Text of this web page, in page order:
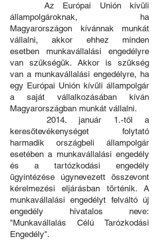
Az Európai Unión kívüli
állampolgároknak, ha
Magyarországon kívánnak munkát
vállalni, akkor ehhez minden
esetben munkavállalási engedélyre
van szűkségük. Akkor is szükség
van a munkavállalási engedélyre, ha
egy Európai Unión kívüli állampolgár
a saját vállalkozásában kíván
Magyarországban munkát vállalni.
2014. január 1.-től a
keresőtevékenységet folytató
harmadik országbeli állampolgár
esetében a munkavállalási engedély
és a tartózkodási engedély
ügyintézése úgynevezett összevont
kérelmezési eljárásban történik. A
munkavállalási engedélyt felváltó új
engedély hivatalos neve:
"Munkavállalás Célú Tarózkodási
Engedély".